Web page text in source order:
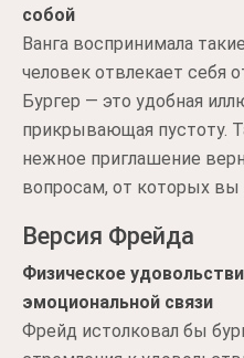
собой
Ванга воспринимала
человек отвлекает себя
Бургер — это удобная
прикрывающая пустоту.
нежное приглашение
вопросам, от которых вы
Версия Фрейда
Физическое
эмоциональной связи
Фрейд истолковал бы